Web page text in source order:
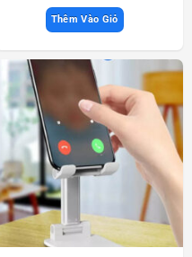
Thêm Vào Giỏ